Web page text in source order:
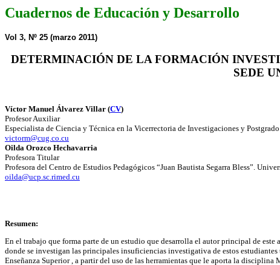
Cuadernos de Educación y Desarrollo
Vol 3, Nº 25 (marzo 2011)
DETERMINACIÓN DE LA FORMACIÓN
SEDE
Víctor Manuel Álvarez Villar (CV)
Profesor Auxiliar
Especialista de Ciencia y Técnica en la Vicerrectoria de Investigaciones y
victorm@cug.co.cu
Oilda Orozco Hechavarria
Profesora Titular
Profesora del Centro de Estudios Pedagógicos “Juan Bautista Segarra Bless”.
oilda@ucp.sc.rimed.cu
Resumen:
En el trabajo que forma parte de un estudio que desarrolla el autor principal de
donde se investigan las principales insuficiencias investigativa de estos
Enseñanza Superior , a partir del uso de las herramientas que le aporta la